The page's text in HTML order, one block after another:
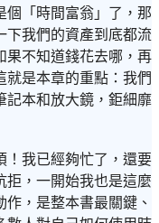
個「時間富翁」了，那
下我們的資產到底都流
果不知道錢花去哪，再
就是本章的重點：我們
記本和放大鏡，鉅細靡
！我已經夠忙了，還要
拒，一開始我也是這麼
，是整本書最關鍵、